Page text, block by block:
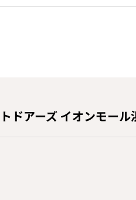
ドアーズ イオンモー